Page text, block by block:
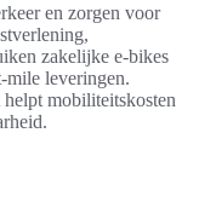
en zorgen voor
zakelijke e-bikes
mile leveringen.
mobiliteitskosten